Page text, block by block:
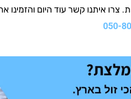
איתנו קשר עוד היום והזמינו את
050-